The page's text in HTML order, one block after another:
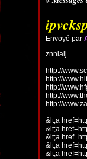
Envoyé par
znnialj
http://
http://
http://
http://
http://
&lt;a
&lt;a
&lt;a
&lt;a
&lt;a